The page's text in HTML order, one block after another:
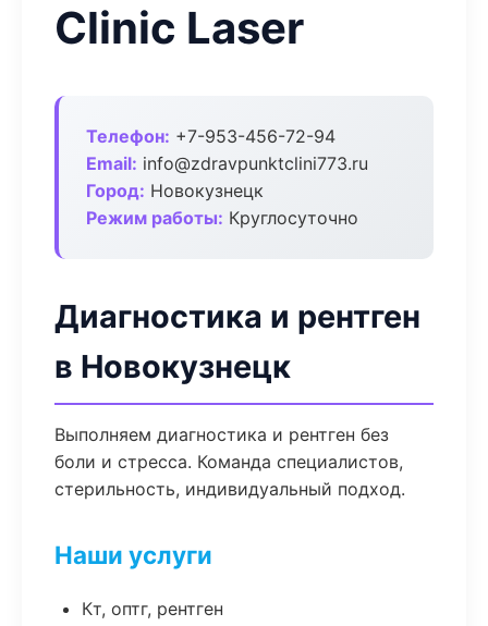
Clinic Laser
Телефон: +7-953-456-72-94
Email: info@zdravpunktclini773.ru
Город: Новокузнецк
Режим работы: Круглосуточно
Диагностика и рентген
в Новокузнецк
Выполняем диагностика и рентген без
боли и стресса. Команда специалистов,
стерильность, индивидуальный подход.
Наши услуги
Кт, оптг, рентген